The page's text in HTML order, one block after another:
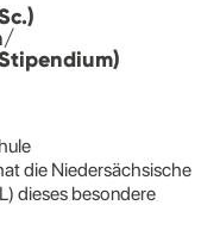
die Niedersächsische
dieses besondere